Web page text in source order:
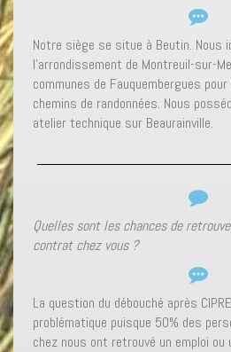
Notre siège se situe à Beutin. Nous
l’arrondissement de Montreuil-sur-
communes de Fauquembergues
chemins de randonnées. Nous
atelier technique sur Beaurainville.
Quelles sont les chances de
contrat chez vous ?
La question du débouché après
problématique puisque 50% des
chez nous ont retrouvé un emploi